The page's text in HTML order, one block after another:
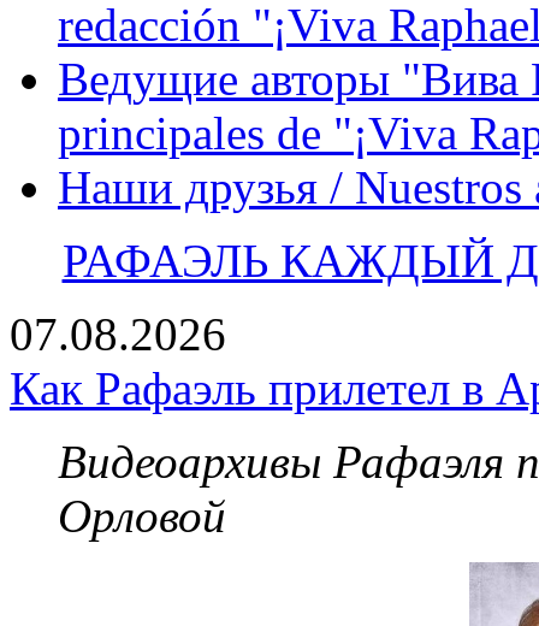
redacción "¡Viva
Ведущие авторы "Вива
principales de "¡Viva
Наши друзья / Nuestros
РАФАЭЛЬ КАЖДЫЙ
07.08.2026
Как Рафаэль прилетел в
Видеоархивы Рафаэля
Орловой